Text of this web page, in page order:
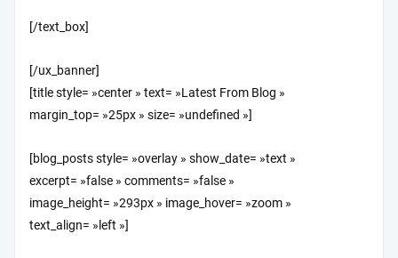
[/text_box]
[/ux_banner]
[title style= »center » text= »Latest From Blog »
margin_top= »25px » size= »undefined »]
[blog_posts style= »overlay » show_date= »text »
excerpt= »false » comments= »false »
image_height= »293px » image_hover= »zoom »
text_align= »left »]